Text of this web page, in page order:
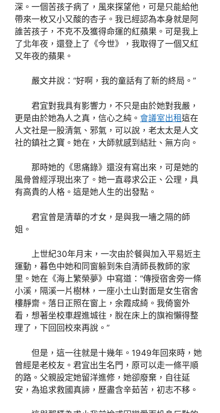
深。一個苦孩子病了，風來探望他，可是只能給他
帶來一枚又小又酸的杏子。我已經認為本身就是阿
誰苦孩子，不克不及獲得命運的紅蘋果。可是我上
了北年夜，還登上了《今世》，我取得了一個又紅
又年夜的蘋果。
嚴文井說：“好啊，我的童話有了新的終局。”
君宜對我具有影響力，不只是由於她對我嚴，
更是由於她為人之真，信心之純。 會議室出租這在
人文社是一股清氣、邪氣，可以說，老太太是人文
社的鎮社之寶。她在，大師就感到結壯、無方向。
那時她的《思痛錄》還沒有寫出來，可是她的
風骨曾經浮現出來了。她一直尋求公正、公理，具
有高貴的人格。這是她人生的出發點。
君宜曾是清華的才女，是與我一墻之隔的師
姐。
上世紀30年月末，一次由於餐與加入平易近主
運動，暮色中她和同窗躲到朱自清師長教師的家
里。她在《海上繁榮夢》中寫道：“傳授宿舍旁一條
小溪，隔溪一片樹林，一座小土山對面是女生宿舍
樓靜齋。落日正照在窗上，余霞成綺。我倚窗外
看，想著坐校車趕進城往，脫在床上的旗袍懶得整
理了，下回回校來再說。”
但是，這一往就是十幾年。1949年回來時，她
曾經是老校友。君宜出生名門，原可以走一條平順
的路。父親設定她留洋進修，她卻廢棄，自往延
安，為追求救國真諦，歷盡含辛茹苦，初志不移。